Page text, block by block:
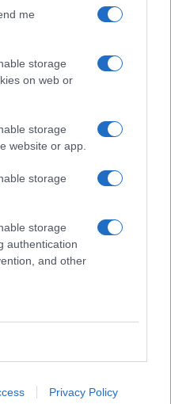
me
storage
on web or
storage
website or app.
storage
storage
authentication
and other
Privacy Policy
Pro Max
(új)